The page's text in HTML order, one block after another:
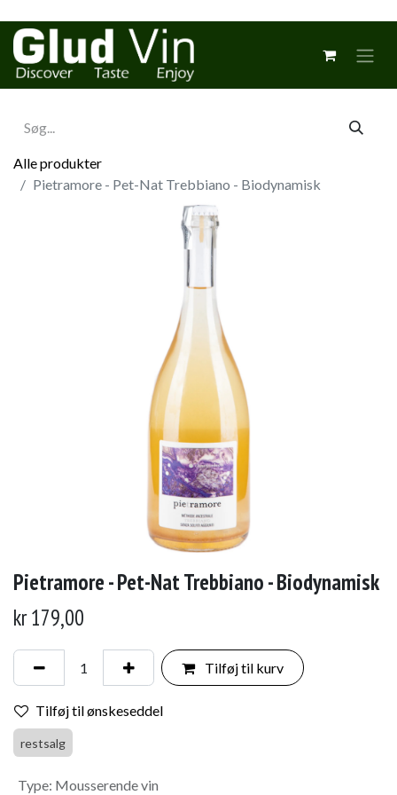
Alle produkter
Pietramore - Pet-Nat Trebbiano - Biodynamisk
Pietramore - Pet-Nat Trebbiano - Biodynamisk
kr179,00
Tilføj til kurv
Tilføj til ønskeseddel
restsalg
Type: Mousserende vin